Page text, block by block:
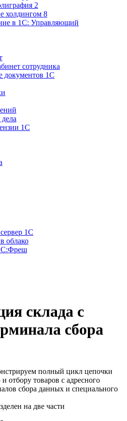
2
холдингом 8
в 1С: Управляющий
сотрудника
документов 1С
1С
1С
облако
склада с
сбора
полный цикл цепочки
отбору товаров с адресного
сбора данных и специального
на две части